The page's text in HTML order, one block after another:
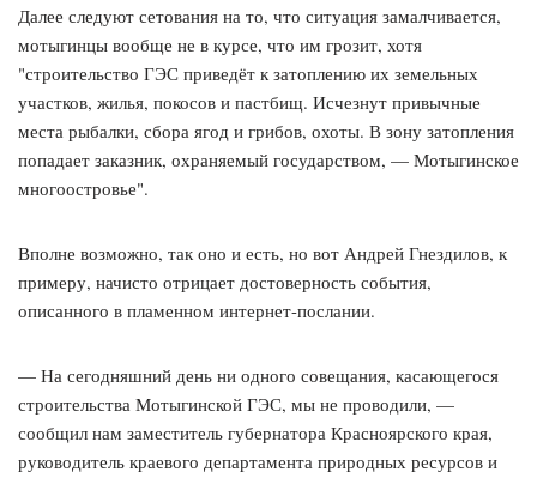
Далее следуют сетования на то, что ситуация замалчивается,
мотыгинцы вообще не в курсе, что им грозит, хотя
"строительство ГЭС приведёт к затоплению их земельных
участков, жилья, покосов и пастбищ. Исчезнут привычные
места рыбалки, сбора ягод и грибов, охоты. В зону затопления
попадает заказник, охраняемый государством, — Мотыгинское
многоостровье".
Вполне возможно, так оно и есть, но вот Андрей Гнездилов, к
примеру, начисто отрицает достоверность события,
описанного в пламенном интернет-послании.
— На сегодняшний день ни одного совещания, касающегося
строительства Мотыгинской ГЭС, мы не проводили, —
сообщил нам заместитель губернатора Красноярского края,
руководитель краевого департамента природных ресурсов и